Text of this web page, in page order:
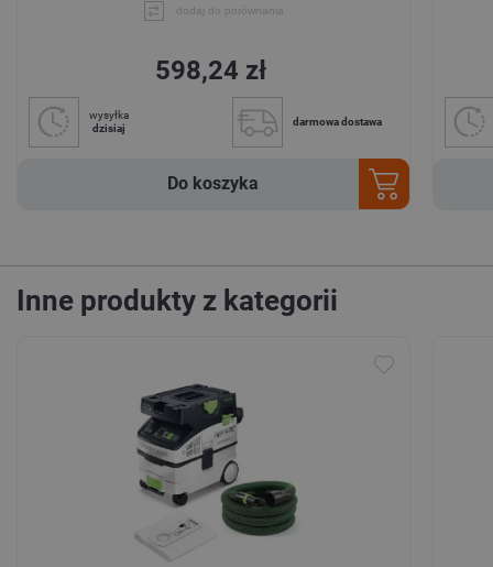
dodaj do porównania
598,24 zł
wysyłka
dzisiaj
darmowa dostawa
Do koszyka
Inne produkty z kategorii